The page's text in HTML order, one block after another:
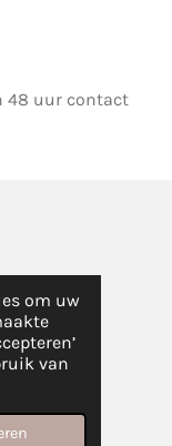
om uw
van
48 uur contact